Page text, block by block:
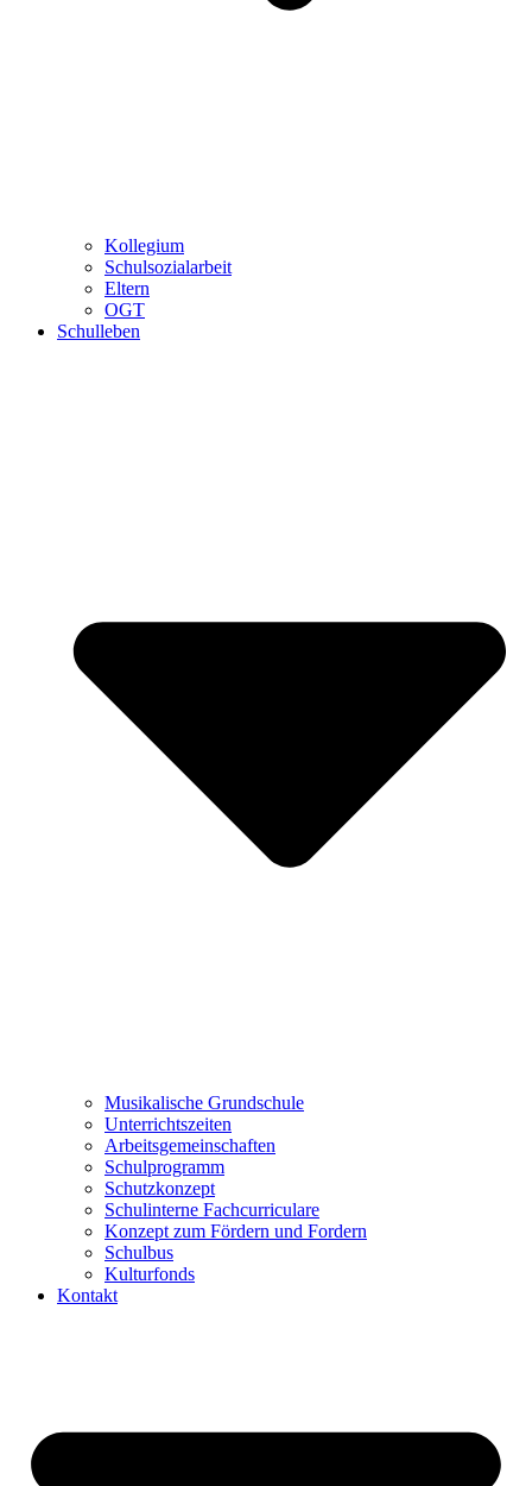
Kollegium
Schulsozialarbeit
Eltern
OGT
Schulleben
Musikalische Grundschule
Unterrichtszeiten
Arbeitsgemeinschaften
Schulprogramm
Schutzkonzept
Schulinterne Fachcurriculare
Konzept zum Fördern und Fordern
Schulbus
Kulturfonds
Kontakt